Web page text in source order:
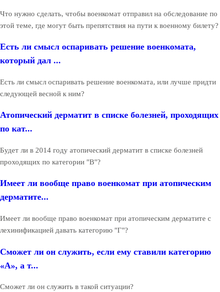
Что нужно сделать, чтобы военкомат отправил на обследование по
этой теме, где могут быть препятствия на пути к военному билету?
Есть ли смысл оспаривать решение военкомата,
который дал ...
Есть ли смысл оспаривать решение военкомата, или лучше придти
следующей весной к ним?
Атопический дерматит в списке болезней, проходящих
по кат...
Будет ли в 2014 году атопический дерматит в списке болезней
проходящих по категории "В"?
Имеет ли вообще право военкомат при атопическим
дерматите...
Имеет ли вообще право военкомат при атопическим дерматите с
лехинификацией давать категорию "Г"?
Сможет ли он служить, если ему ставили категорию
«А», а т...
Сможет ли он служить в такой ситуации?